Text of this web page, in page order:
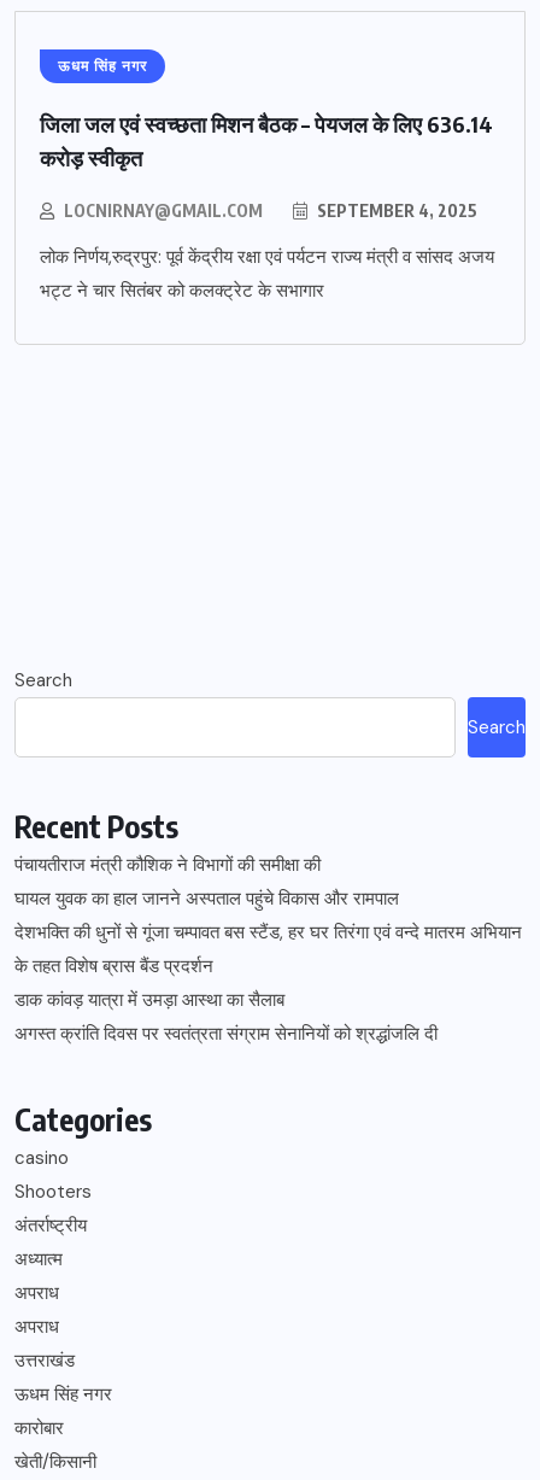
ऊधम सिंह नगर
जिला जल एवं स्वच्छता मिशन बैठक – पेयजल के लिए 636.14
करोड़ स्वीकृत
LOCNIRNAY@GMAIL.COM SEPTEMBER 4, 2025
लोक निर्णय,रुद्रपुर: पूर्व केंद्रीय रक्षा एवं पर्यटन राज्य मंत्री व सांसद अजय
भट्ट ने चार सितंबर को कलक्ट्रेट के सभागार
Search
Search
Recent Posts
पंचायतीराज मंत्री कौशिक ने विभागों की समीक्षा की
घायल युवक का हाल जानने अस्पताल पहुंचे विकास और रामपाल
देशभक्ति की धुनों से गूंजा चम्पावत बस स्टैंड, हर घर तिरंगा एवं वन्दे मातरम अभियान
के तहत विशेष ब्रास बैंड प्रदर्शन
डाक कांवड़ यात्रा में उमड़ा आस्था का सैलाब
अगस्त क्रांति दिवस पर स्वतंत्रता संग्राम सेनानियों को श्रद्धांजलि दी
Categories
casino
Shooters
अंतर्राष्ट्रीय
अध्यात्म
अपराध
अपराध
उत्तराखंड
ऊधम सिंह नगर
कारोबार
खेती/किसानी